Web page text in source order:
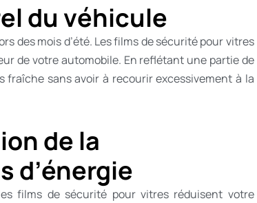
du véhicule
des mois d’été. Les films de sécurité pour vitres
de votre automobile. En reflétant une partie de
sans avoir à recourir excessivement à la
de la
d’énergie
films de sécurité pour vitres réduisent votre